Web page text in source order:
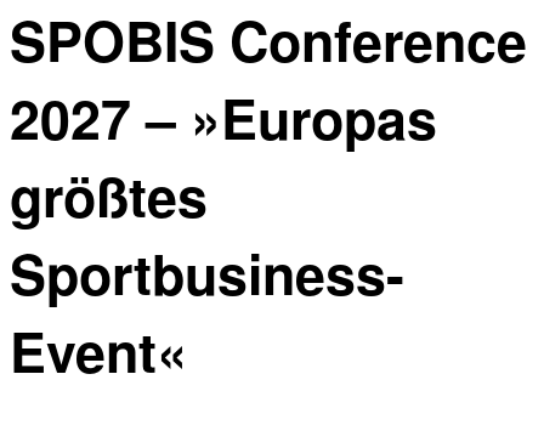
SPOBIS Conference
2027 – »Europas
größtes
Sportbusiness-
Event«